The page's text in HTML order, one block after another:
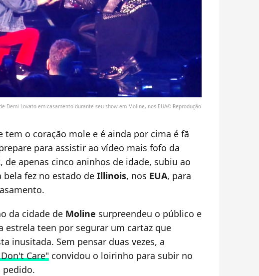
Demi Lovato em casamento durante seu show em Moline, nos EUA© Reprodução
tem o coração mole e é ainda por cima é fã
para assistir ao vídeo mais fofo da
, de apenas cinco aninhos de idade, subiu ao
bela fez no estado de Illinois, nos EUA, para
da cidade de Moline surpreendeu o público e
estrela teen por segurar um cartaz que
inusitada. Sem pensar duas vezes, a
Care" convidou o loirinho para subir no
pedido.